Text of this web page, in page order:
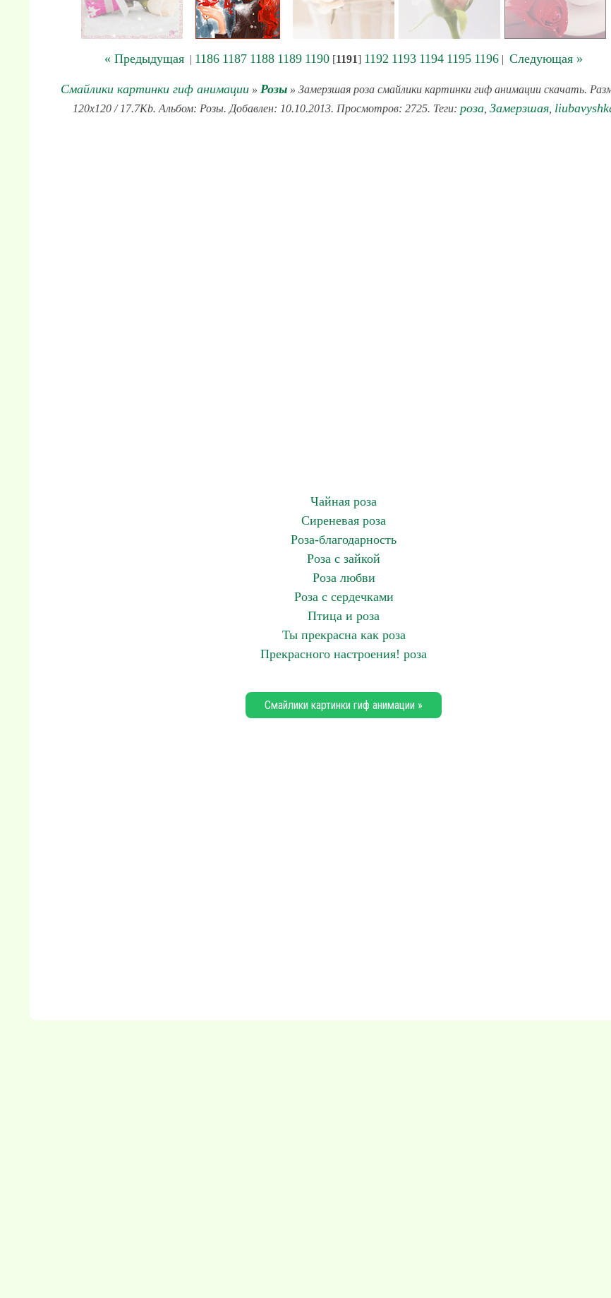
« Предыдущая | 1186 1187 1188 1189 1190 [1191] 1192 1193 1194 1195 1196 | Следующая »
Смайлики картинки гиф анимации» Розы» Замерзшая роза смайлики картинки гиф анимации скачать.
120x120 / 17.7Kb. Альбом: Розы. Добавлен: 10.10.2013. Просмотров: 2725. Теги: роза, Замерзшая,
Чайная роза
Сиреневая роза
Роза-благодарность
Роза с зайкой
Роза любви
Роза с сердечками
Птица и роза
Ты прекрасна как роза
Прекрасного настроения! роза
Смайлики картинки гиф анимации »